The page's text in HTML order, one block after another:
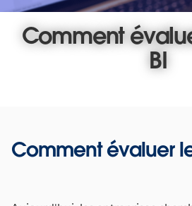
Comment
BI
Comment évaluer